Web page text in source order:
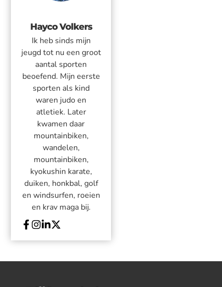
Hayco Volkers
Ik heb sinds mijn
jeugd tot nu een groot
aantal sporten
beoefend. Mijn eerste
sporten als kind
waren judo en
atletiek. Later
kwamen daar
mountainbiken,
wandelen,
mountainbiken,
kyokushin karate,
duiken, honkbal, golf
en windsurfen, roeien
en krav maga bij.